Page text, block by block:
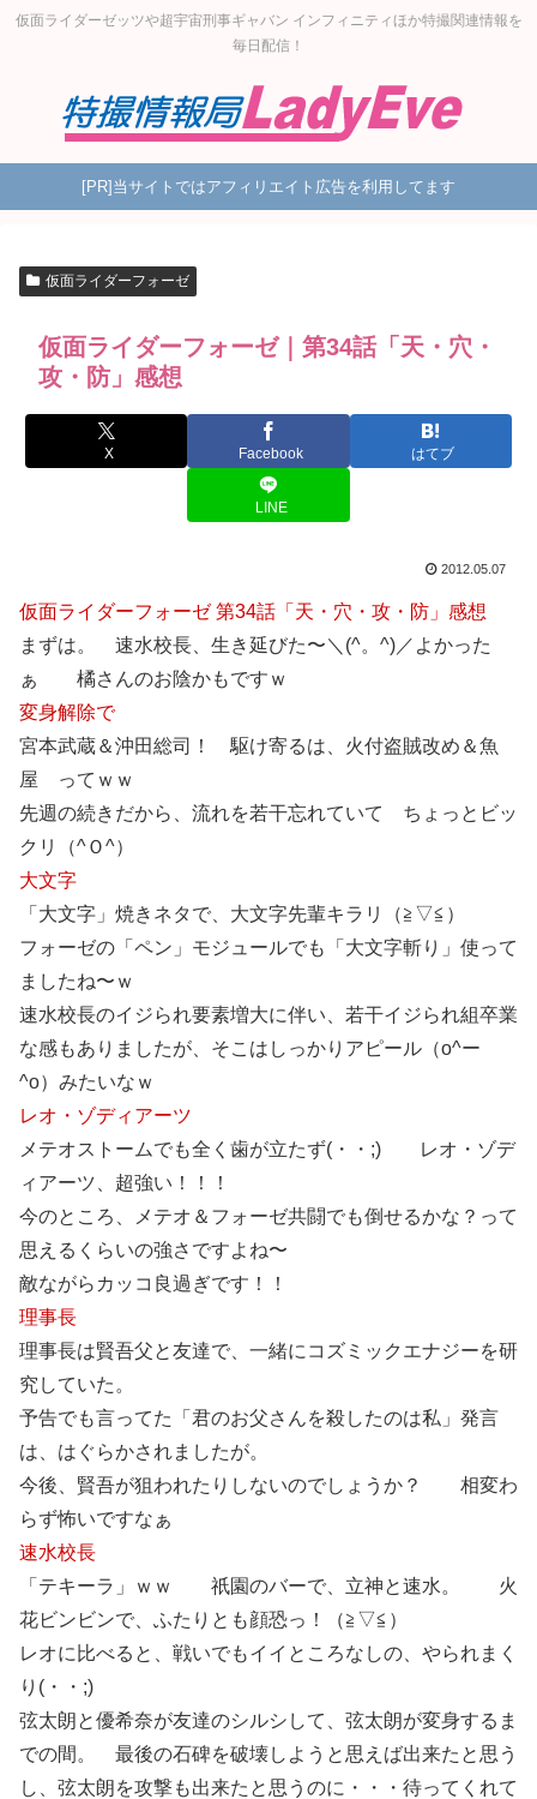
仮面ライダーゼッツや超宇宙刑事ギャバン インフィニティほか特撮関連情報を
毎日配信！
[PR]当サイトではアフィリエイト広告を利用してます
仮面ライダーフォーゼ
仮面ライダーフォーゼ｜第34話「天・穴・
攻・防」感想
X Facebook はてブ
LINE
2012.05.07
仮面ライダーフォーゼ 第34話「天・穴・攻・防」感想
まずは。 速水校長、生き延びた〜＼(^。^)／よかった
ぁ 橘さんのお陰かもですｗ
変身解除で
宮本武蔵＆沖田総司！ 駆け寄るは、火付盗賊改め＆魚
屋 ってｗｗ
先週の続きだから、流れを若干忘れていて ちょっとビッ
クリ（^Ｏ^）
大文字
「大文字」焼きネタで、大文字先輩キラリ（≧▽≦）
フォーゼの「ペン」モジュールでも「大文字斬り」使って
ましたね〜ｗ
速水校長のイジられ要素増大に伴い、若干イジられ組卒業
な感もありましたが、そこはしっかりアピール（o^ー
^o）みたいなｗ
レオ・ゾディアーツ
メテオストームでも全く歯が立たず(・・;) レオ・ゾデ
ィアーツ、超強い！！！
今のところ、メテオ＆フォーゼ共闘でも倒せるかな？って
思えるくらいの強さですよね〜
敵ながらカッコ良過ぎです！！
理事長
理事長は賢吾父と友達で、一緒にコズミックエナジーを研
究していた。
予告でも言ってた「君のお父さんを殺したのは私」発言
は、はぐらかされましたが。
今後、賢吾が狙われたりしないのでしょうか？ 相変わ
らず怖いですなぁ
速水校長
「テキーラ」ｗｗ 祇園のバーで、立神と速水。 火
花ビンビンで、ふたりとも顔恐っ！（≧▽≦）
レオに比べると、戦いでもイイところなしの、やられまく
り(・・;)
弦太朗と優希奈が友達のシルシして、弦太朗が変身するま
での間。 最後の石碑を破壊しようと思えば出来たと思う
し、弦太朗を攻撃も出来たと思うのに・・・待ってくれて